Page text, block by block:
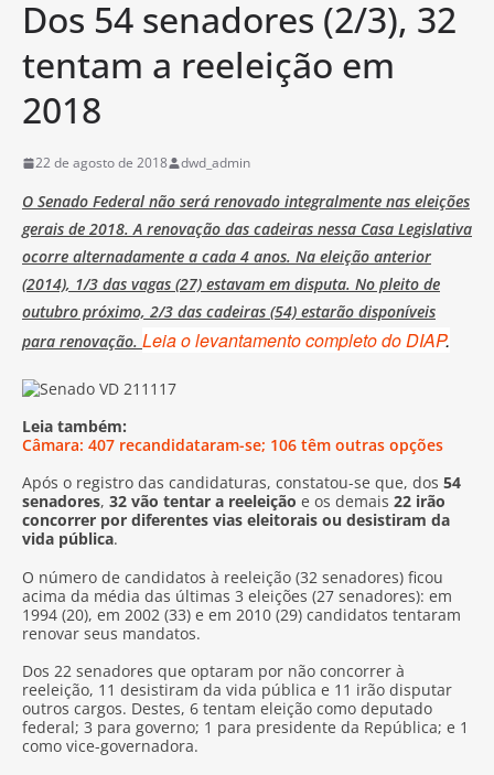
Dos 54 senadores (2/3), 32
tentam a reeleição em
2018
22 de agosto de 2018 dwd_admin
O Senado Federal não será renovado integralmente nas eleições
gerais de 2018. A renovação das cadeiras nessa Casa Legislativa
ocorre alternadamente a cada 4 anos. Na eleição anterior
(2014), 1/3 das vagas (27) estavam em disputa. No pleito de
outubro próximo, 2/3 das cadeiras (54) estarão disponíveis
para renovação. Leia o levantamento completo do DIAP.
Leia também:
Câmara: 407 recandidataram-se; 106 têm outras opções
Após o registro das candidaturas, constatou-se que, dos 54
senadores, 32 vão tentar a reeleição e os demais 22 irão
concorrer por diferentes vias eleitorais ou desistiram da
vida pública.
O número de candidatos à reeleição (32 senadores) ficou
acima da média das últimas 3 eleições (27 senadores): em
1994 (20), em 2002 (33) e em 2010 (29) candidatos tentaram
renovar seus mandatos.
Dos 22 senadores que optaram por não concorrer à
reeleição, 11 desistiram da vida pública e 11 irão disputar
outros cargos. Destes, 6 tentam eleição como deputado
federal; 3 para governo; 1 para presidente da República; e 1
como vice-governadora.